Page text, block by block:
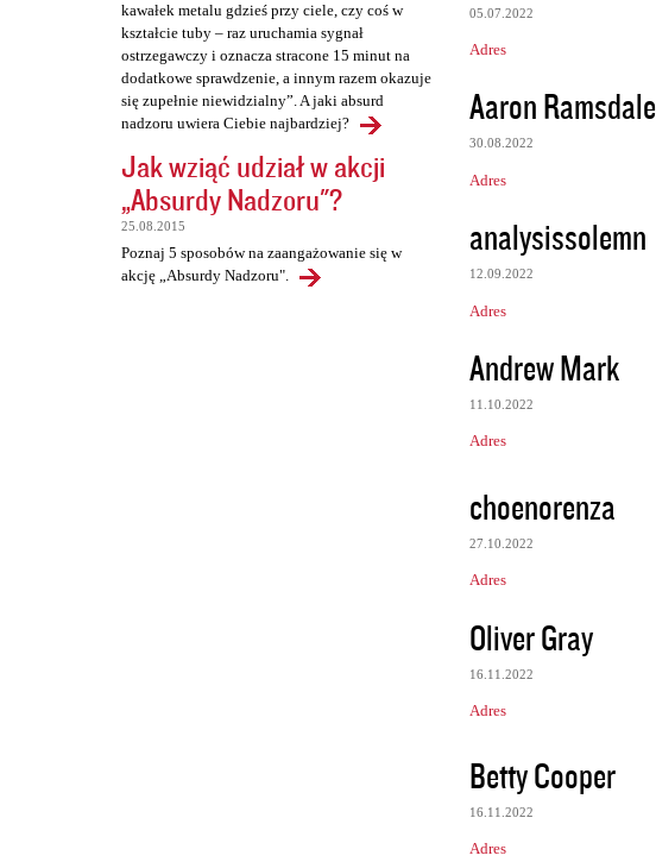
kawałek metalu gdzieś przy ciele, czy coś w
kształcie tuby – raz uruchamia sygnał
ostrzegawczy i oznacza stracone 15 minut na
dodatkowe sprawdzenie, a innym razem okazuje
się zupełnie niewidzialny”. A jaki absurd
nadzoru uwiera Ciebie najbardziej?
Jak wziąć udział w akcji
„Absurdy Nadzoru"?
25.08.2015
Poznaj 5 sposobów na zaangażowanie się w
akcję „Absurdy Nadzoru".
05.07.2022
Adres
Aaron Ramsdale
30.08.2022
Adres
analysissolemn
12.09.2022
Adres
Andrew Mark
11.10.2022
Adres
choenorenza
27.10.2022
Adres
Oliver Gray
16.11.2022
Adres
Betty Cooper
16.11.2022
Adres